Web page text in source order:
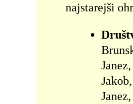
najstarejši